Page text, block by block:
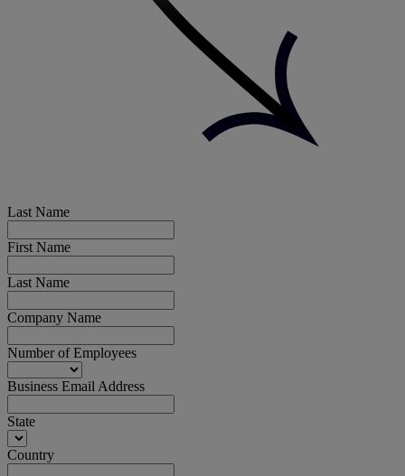
Last Name
First Name
Last Name
Company Name
Number of Employees
Business Email Address
State
Country